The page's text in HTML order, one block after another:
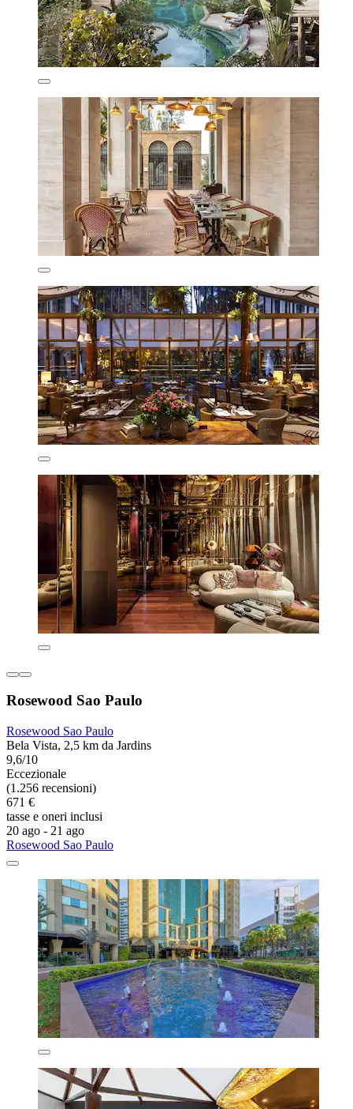
Rosewood Sao Paulo
Rosewood Sao Paulo
Bela Vista, 2,5 km da Jardins
9,6/10
Eccezionale
(1.256 recensioni)
671 €
tasse e oneri inclusi
20 ago - 21 ago
Rosewood Sao Paulo